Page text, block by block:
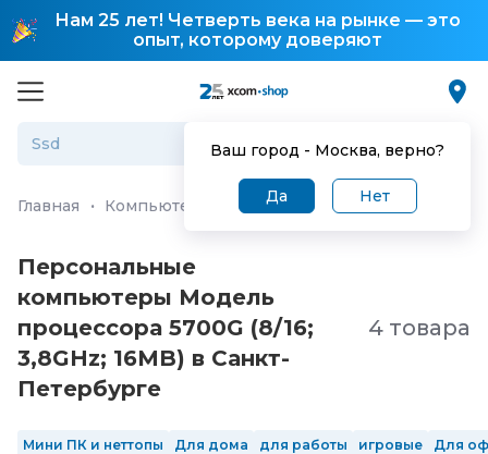
Нам 25 лет! Четверть века на рынке — это
опыт, которому доверяют
Ваш город - Москва, верно?
Да Нет
Главная · Компьютеры и ноутбуки Персональные
Персональные
компьютеры Модель
процессора 5700G (8/16;
3,8GHz; 16MB) в Санкт-
Петербургe
4 товара
Мини ПК и неттопы Для дома для работы игровые Для